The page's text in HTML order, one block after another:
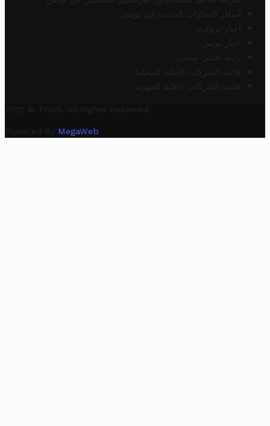
أسعار السيارات الجديدة في تونس
أخبار تروفيت
أخبار تونس
رابط خلفي مجاني
قائمة الشركات الأهلية المحلية
قائمة الشركات الأهلية الجهوية
2025 © Trovit. All Rights Reserved.
Powered By MegaWeb